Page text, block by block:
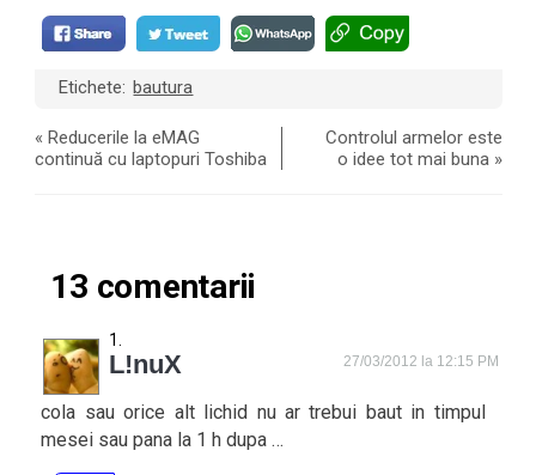
Etichete: bautura
«Reducerile la eMAG
continuă cu laptopuri Toshiba
Controlul armelor este
o idee tot mai buna »
13 comentarii
L!nuX 27/03/2012 la 12:15 PM
cola sau orice alt lichid nu ar trebui baut in timpul
mesei sau pana la 1 h dupa …